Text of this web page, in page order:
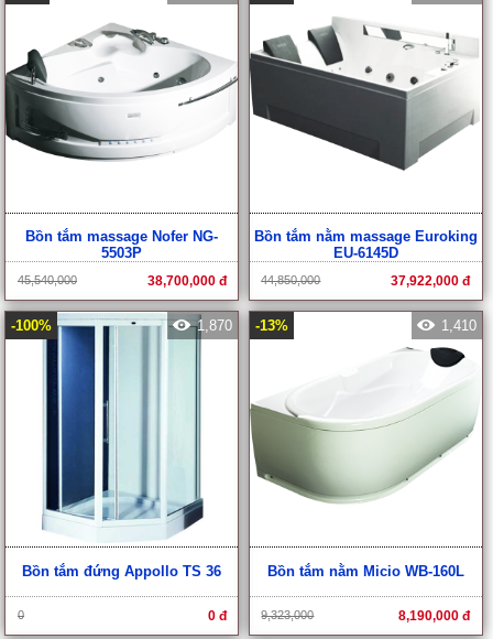
Bồn tắm massage Nofer NG-
5503P
45,540,000 38,700,000 đ
Bồn tắm nằm massage Euroking
EU-6145D
44,850,000 37,922,000 đ
-100% 1,870
Bồn tắm đứng Appollo TS 36
0 0 đ
-13% 1,410
Bồn tắm nằm Micio WB-160L
9,323,000 8,190,000 đ